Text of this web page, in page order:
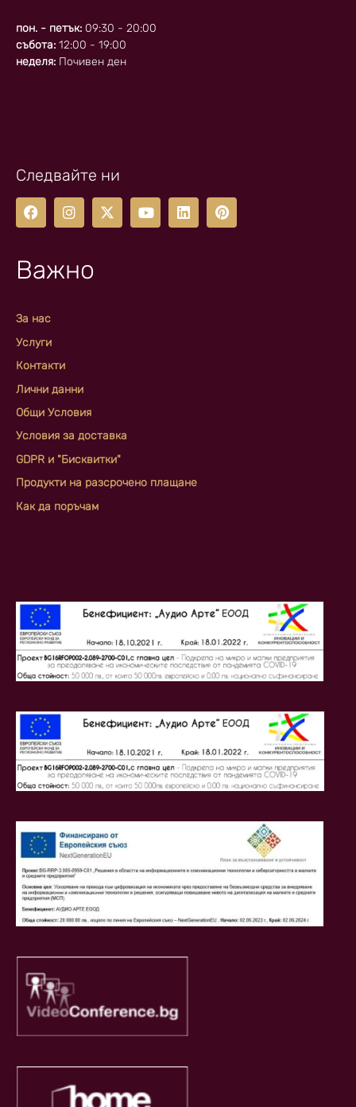
пон. - петък: 09:30 - 20:00
събота: 12:00 - 19:00
неделя: Почивен ден
Следвайте ни
Важно
За нас
Услуги
Контакти
Лични данни
Общи Условия
Условия за доставка
GDPR и "Бисквитки"
Продукти на разсрочено плащане
Как да поръчам